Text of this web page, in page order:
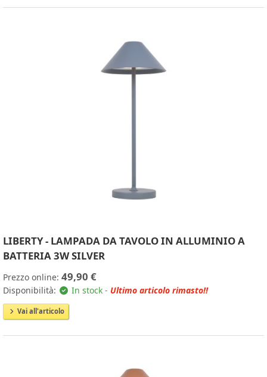
LIBERTY - LAMPADA DA TAVOLO IN ALLUMINIO A
BATTERIA 3W SILVER
Prezzo online: 49,90 €
Disponibilità: In stock - Ultimo articolo rimasto!!
Vai all'articolo